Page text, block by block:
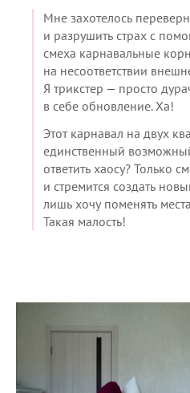
Мне захотелось
и разрушить страх с
смеха карнавальные
на несоответствии
Я трикстер — просто
в себе обновление. Ха!
Этот карнавал на двух
единственный
ответить хаосу? Только
и стремится создать
лишь хочу поменять
Такая малость!